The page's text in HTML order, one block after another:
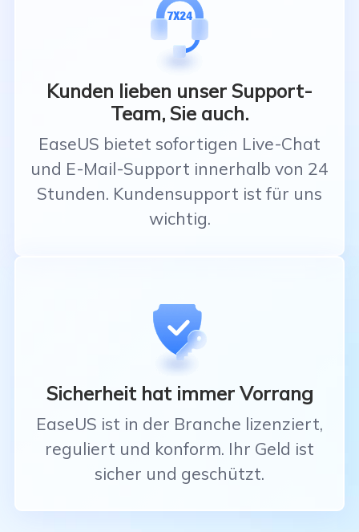
Kunden lieben unser Support-
Team, Sie auch.
EaseUS bietet sofortigen Live-Chat
und E-Mail-Support innerhalb von 24
Stunden. Kundensupport ist für uns
wichtig.
Sicherheit hat immer Vorrang
EaseUS ist in der Branche lizenziert,
reguliert und konform. Ihr Geld ist
sicher und geschützt.